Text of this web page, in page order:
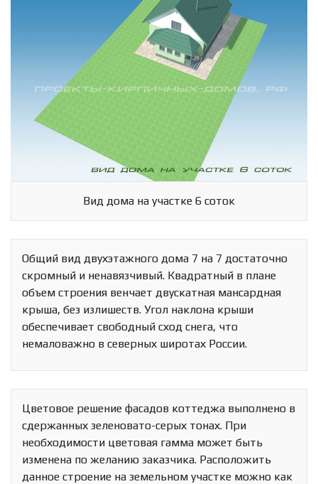
Вид дома на участке 6 соток
Общий вид двухэтажного дома 7 на 7 достаточно
скромный и ненавязчивый. Квадратный в плане
объем строения венчает двускатная мансардная
крыша, без излишеств. Угол наклона крыши
обеспечивает свободный сход снега, что
немаловажно в северных широтах России.
Цветовое решение фасадов коттеджа выполнено в
сдержанных зеленовато-серых тонах. При
необходимости цветовая гамма может быть
изменена по желанию заказчика. Расположить
данное строение на земельном участке можно как